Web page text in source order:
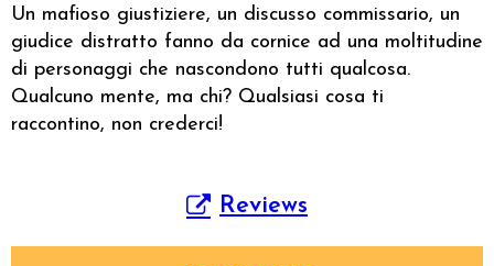
Un mafioso giustiziere, un discusso commissario, un
giudice distratto fanno da cornice ad una moltitudine
di personaggi che nascondono tutti qualcosa.
Qualcuno mente, ma chi? Qualsiasi cosa ti
raccontino, non crederci!
Reviews